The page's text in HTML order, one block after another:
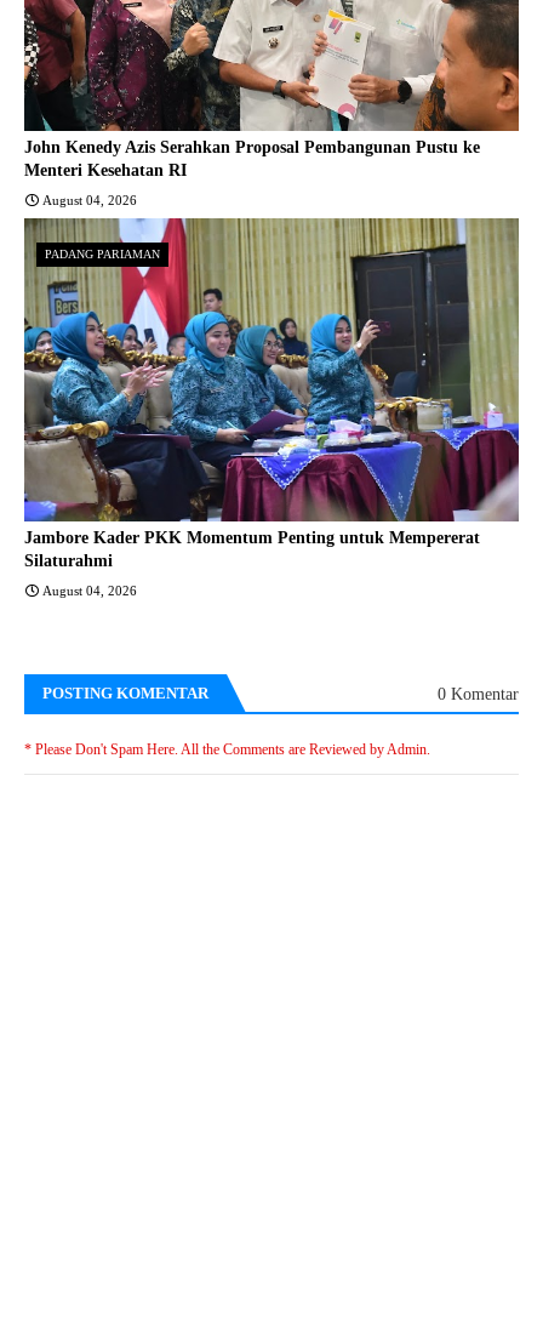
John Kenedy Azis Serahkan Proposal Pembangunan Pustu ke
Menteri Kesehatan RI
August 04, 2026
PADANG PARIAMAN
Jambore Kader PKK Momentum Penting untuk Mempererat
Silaturahmi
August 04, 2026
POSTING KOMENTAR 0 Komentar
* Please Don't Spam Here. All the Comments are Reviewed by Admin.